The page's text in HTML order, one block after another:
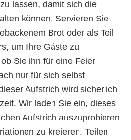
lassen, damit sich die
können. Servieren Sie
Brot oder als Teil
um Ihre Gäste zu
Sie ihn für eine Feier
nur für sich selbst
Aufstrich wird sicherlich
Wir laden Sie ein, dieses
Aufstrich auszuprobieren
zu kreieren. Teilen